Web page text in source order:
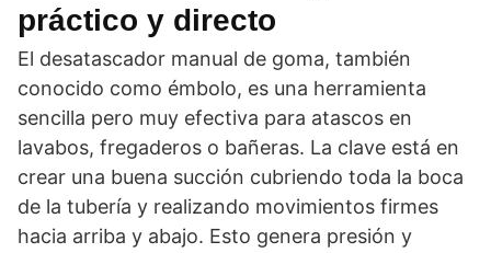
práctico y directo
El desatascador manual de goma, también
conocido como émbolo, es una herramienta
sencilla pero muy efectiva para atascos en
lavabos, fregaderos o bañeras. La clave está en
crear una buena succión cubriendo toda la boca
de la tubería y realizando movimientos firmes
hacia arriba y abajo. Esto genera presión y